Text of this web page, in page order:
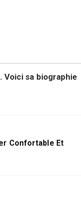
Voici sa biographie
Confortable Et